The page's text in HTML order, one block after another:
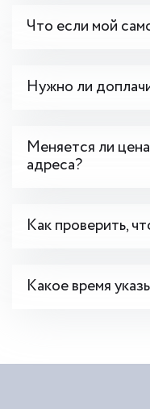
Что если мой
Нужно ли
Меняется ли
адреса?
Как проверить,
Какое время